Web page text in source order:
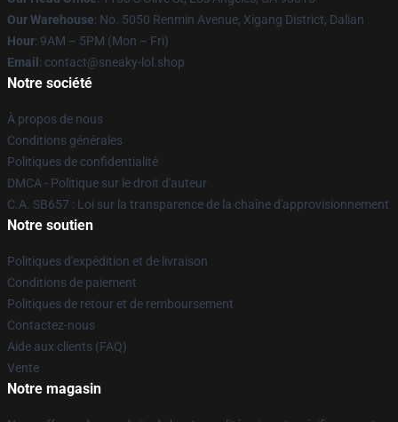
Our Warehouse: No. 5050 Renmin Avenue, Xigang District, Dalian
Hour: 9AM – 5PM (Mon – Fri)
Email : contact@sneaky-lol.shop
Notre société
À propos de nous
Conditions générales
Politiques de confidentialité
DMCA - Politique sur le droit d'auteur
C.A. SB657 : Loi sur la transparence de la chaîne d'approvisionnement
Notre soutien
Politiques d'expédition et de livraison
Conditions de paiement
Politiques de retour et de remboursement
Contactez-nous
Aide aux clients (FAQ)
Vente
Notre magasin